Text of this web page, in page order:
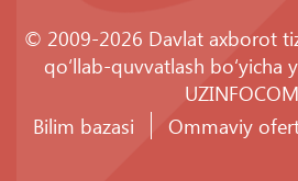
© 2009-2026 Davlat axborot
qo‘llab-quvvatlash bo‘yicha
UZINFOCOM
Bilim bazasi
Ommaviy